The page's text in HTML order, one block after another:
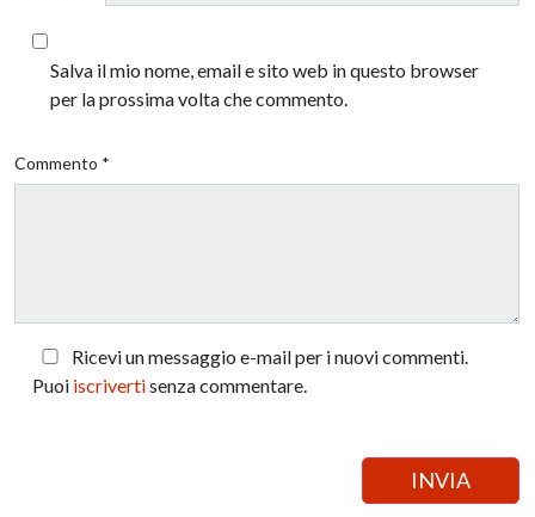
Salva il mio nome, email e sito web in questo browser
per la prossima volta che commento.
Commento *
Ricevi un messaggio e-mail per i nuovi commenti.
Puoi iscrivertisenza commentare.